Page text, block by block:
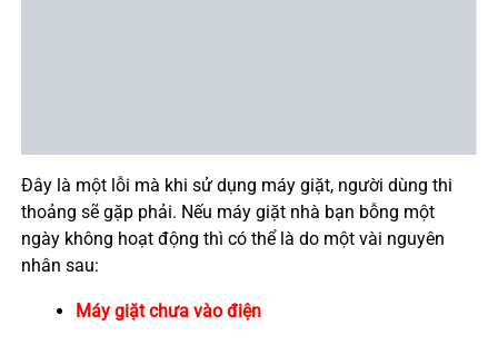
Đây là một lỗi mà khi sử dụng máy giặt, người dùng thi
thoảng sẽ gặp phải. Nếu máy giặt nhà bạn bỗng một
ngày không hoạt động thì có thể là do một vài nguyên
nhân sau:
Máy giặt chưa vào điện